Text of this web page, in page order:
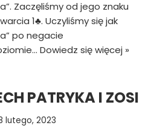
Zaczęliśmy od jego znaku
1♣. Uczyliśmy się jak
po negacie
Dowiedz się więcej »
PATRYKA I ZOSI
lutego, 2023